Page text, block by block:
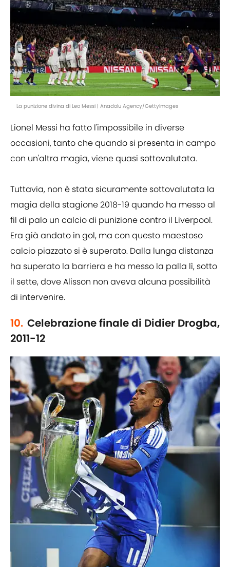
La punizione divina di Leo Messi | Anadolu Agency/GettyImages
Lionel Messi ha fatto l'impossibile in diverse
occasioni, tanto che quando si presenta in campo
con un'altra magia, viene quasi sottovalutata.
Tuttavia, non è stata sicuramente sottovalutata la
magia della stagione 2018-19 quando ha messo al
fil di palo un calcio di punizione contro il Liverpool.
Era già andato in gol, ma con questo maestoso
calcio piazzato si è superato. Dalla lunga distanza
ha superato la barriera e ha messo la palla lì, sotto
il sette, dove Alisson non aveva alcuna possibilità
di intervenire.
10. Celebrazione finale di Didier Drogba,
2011-12